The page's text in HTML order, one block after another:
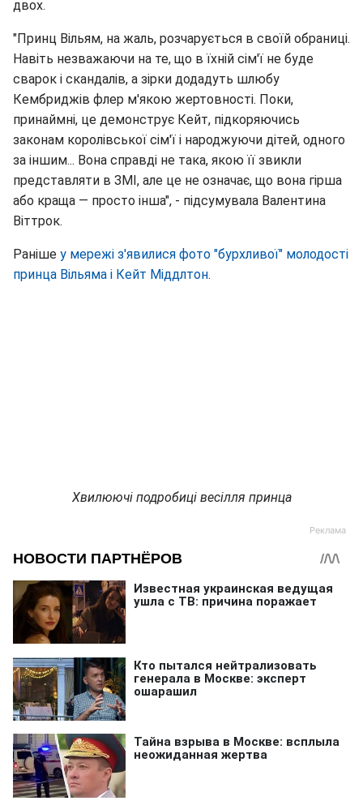
двох.
"Принц Вільям, на жаль, розчарується в своїй обраниці.
Навіть незважаючи на те, що в їхній сім'ї не буде
сварок і скандалів, а зірки додадуть шлюбу
Кембриджів флер м'якою жертовності. Поки,
принаймні, це демонструє Кейт, підкоряючись
законам королівської сім'ї і народжуючи дітей, одного
за іншим... Вона справді не така, якою її звикли
представляти в ЗМІ, але це не означає, що вона гірша
або краща — просто інша", - підсумувала Валентина
Віттрок.
Раніше у мережі з'явилися фото "бурхливої" молодості
принца Вільяма і Кейт Міддлтон.
Хвилюючі подробиці весілля принца